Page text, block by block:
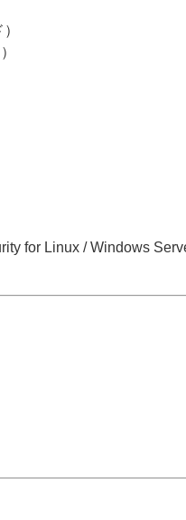
for Linux / Windows